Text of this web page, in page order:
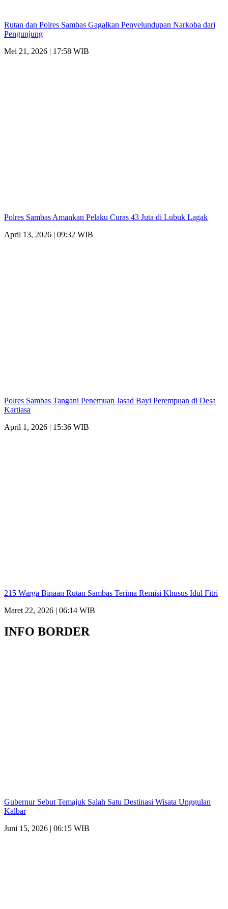
Rutan dan Polres Sambas Gagalkan Penyelundupan Narkoba dari
Pengunjung
Mei 21, 2026 | 17:58 WIB
Polres Sambas Amankan Pelaku Curas 43 Juta di Lubuk Lagak
April 13, 2026 | 09:32 WIB
Polres Sambas Tangani Penemuan Jasad Bayi Perempuan di Desa
Kartiasa
April 1, 2026 | 15:36 WIB
215 Warga Binaan Rutan Sambas Terima Remisi Khusus Idul Fitri
Maret 22, 2026 | 06:14 WIB
INFO BORDER
Gubernur Sebut Temajuk Salah Satu Destinasi Wisata Unggulan
Kalbar
Juni 15, 2026 | 06:15 WIB